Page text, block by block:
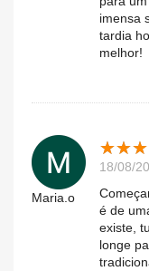
imensa
tardia
melhor!
Maria.o
★★★
★★★
18/08/
é de
existe,
longe